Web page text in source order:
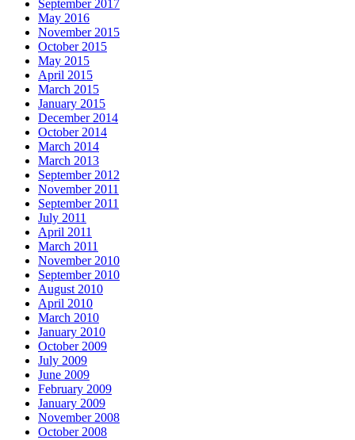
September 2017
May 2016
November 2015
October 2015
May 2015
April 2015
March 2015
January 2015
December 2014
October 2014
March 2014
March 2013
September 2012
November 2011
September 2011
July 2011
April 2011
March 2011
November 2010
September 2010
August 2010
April 2010
March 2010
January 2010
October 2009
July 2009
June 2009
February 2009
January 2009
November 2008
October 2008